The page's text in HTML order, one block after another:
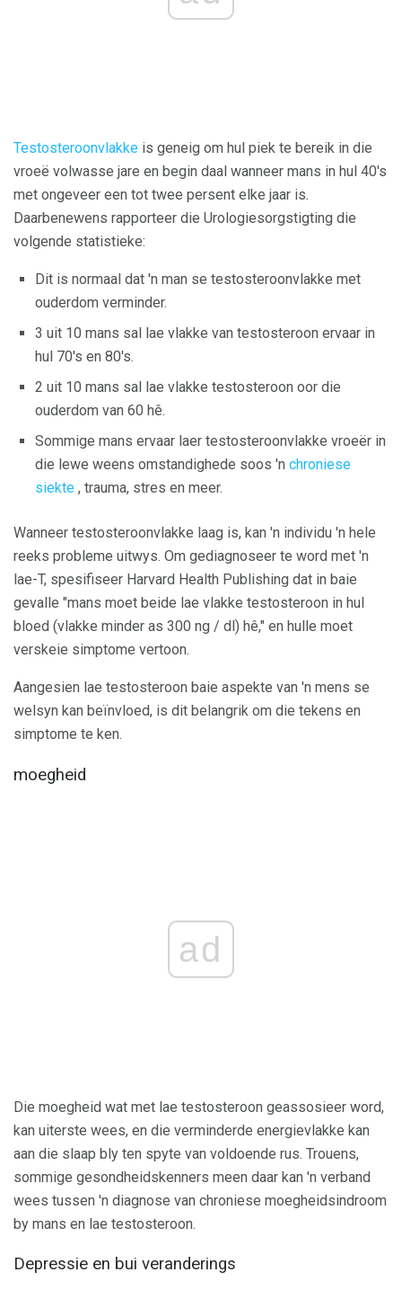
Testosteroonvlakke is geneig om hul piek te bereik in die
vroeë volwasse jare en begin daal wanneer mans in hul 40's
met ongeveer een tot twee persent elke jaar is.
Daarbenewens rapporteer die Urologiesorgstigting die
volgende statistieke:
Dit is normaal dat 'n man se testosteroonvlakke met
ouderdom verminder.
3 uit 10 mans sal lae vlakke van testosteroon ervaar in
hul 70's en 80's.
2 uit 10 mans sal lae vlakke testosteroon oor die
ouderdom van 60 hê.
Sommige mans ervaar laer testosteroonvlakke vroeër in
die lewe weens omstandighede soos 'n chroniese
siekte , trauma, stres en meer.
Wanneer testosteroonvlakke laag is, kan 'n individu 'n hele
reeks probleme uitwys. Om gediagnoseer te word met 'n
lae-T, spesifiseer Harvard Health Publishing dat in baie
gevalle "mans moet beide lae vlakke testosteroon in hul
bloed (vlakke minder as 300 ng / dl) hê," en hulle moet
verskeie simptome vertoon.
Aangesien lae testosteroon baie aspekte van 'n mens se
welsyn kan beïnvloed, is dit belangrik om die tekens en
simptome te ken.
moegheid
ad
Die moegheid wat met lae testosteroon geassosieer word,
kan uiterste wees, en die verminderde energievlakke kan
aan die slaap bly ten spyte van voldoende rus. Trouens,
sommige gesondheidskenners meen daar kan 'n verband
wees tussen 'n diagnose van chroniese moegheidsindroom
by mans en lae testosteroon.
Depressie en bui veranderings